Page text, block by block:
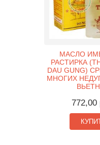
МАСЛО
РАСТИРКА
DAU GUNG)
МНОГИХ
772,00